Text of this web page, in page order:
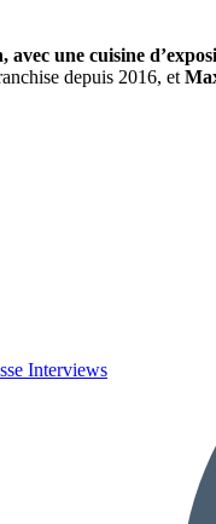
Interviews
avec une cuisine
depuis 2016, et